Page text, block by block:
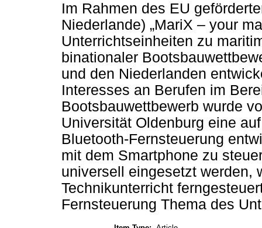
Im Rahmen des EU
Niederlande) „MariX – your
Unterrichtseinheiten zu
binationaler
und den Niederlanden
Interesses an Berufen im
Bootsbauwettbewerb wurde
Universität Oldenburg eine
Bluetooth-Fernsteuerung
mit dem Smartphone zu
universell eingesetzt werden,
Technikunterricht
Fernsteuerung Thema des